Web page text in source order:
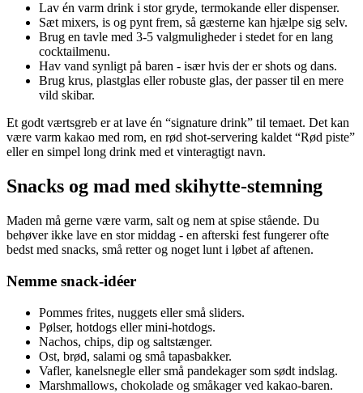
Lav én varm drink i stor gryde, termokande eller dispenser.
Sæt mixers, is og pynt frem, så gæsterne kan hjælpe sig selv.
Brug en tavle med 3-5 valgmuligheder i stedet for en lang
cocktailmenu.
Hav vand synligt på baren - især hvis der er shots og dans.
Brug krus, plastglas eller robuste glas, der passer til en mere
vild skibar.
Et godt værtsgreb er at lave én “signature drink” til temaet. Det kan
være varm kakao med rom, en rød shot-servering kaldet “Rød piste”
eller en simpel long drink med et vinteragtigt navn.
Snacks og mad med skihytte-stemning
Maden må gerne være varm, salt og nem at spise stående. Du
behøver ikke lave en stor middag - en afterski fest fungerer ofte
bedst med snacks, små retter og noget lunt i løbet af aftenen.
Nemme snack-idéer
Pommes frites, nuggets eller små sliders.
Pølser, hotdogs eller mini-hotdogs.
Nachos, chips, dip og saltstænger.
Ost, brød, salami og små tapasbakker.
Vafler, kanelsnegle eller små pandekager som sødt indslag.
Marshmallows, chokolade og småkager ved kakao-baren.